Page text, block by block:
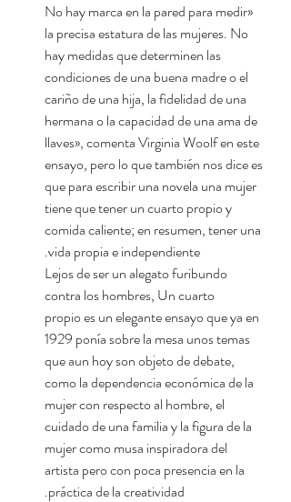
«No hay marca en la pared para medir
la precisa estatura de las mujeres. No
hay medidas que determinen las
condiciones de una buena madre o el
cariño de una hija, la fidelidad de una
hermana o la capacidad de una ama de
llaves», comenta Virginia Woolf en este
ensayo, pero lo que también nos dice es
que para escribir una novela una mujer
tiene que tener un cuarto propio y
comida caliente; en resumen, tener una
vida propia e independiente.
Lejos de ser un alegato furibundo
contra los hombres, Un cuarto
propio es un elegante ensayo que ya en
1929 ponía sobre la mesa unos temas
que aun hoy son objeto de debate,
como la dependencia económica de la
mujer con respecto al hombre, el
cuidado de una familia y la figura de la
mujer como musa inspiradora del
artista pero con poca presencia en la
práctica de la creatividad.